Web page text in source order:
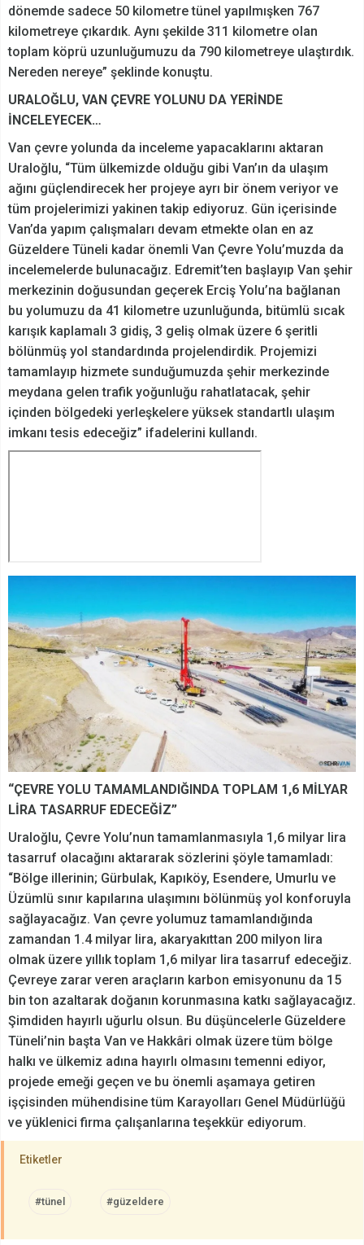
dönemde sadece 50 kilometre tünel yapılmışken 767
kilometreye çıkardık. Aynı şekilde 311 kilometre olan
toplam köprü uzunluğumuzu da 790 kilometreye ulaştırdık.
Nereden nereye” şeklinde konuştu.
URALOĞLU, VAN ÇEVRE YOLUNU DA YERİNDE
İNCELEYECEK…
Van çevre yolunda da inceleme yapacaklarını aktaran
Uraloğlu, “Tüm ülkemizde olduğu gibi Van’ın da ulaşım
ağını güçlendirecek her projeye ayrı bir önem veriyor ve
tüm projelerimizi yakinen takip ediyoruz. Gün içerisinde
Van’da yapım çalışmaları devam etmekte olan en az
Güzeldere Tüneli kadar önemli Van Çevre Yolu’muzda da
incelemelerde bulunacağız. Edremit’ten başlayıp Van şehir
merkezinin doğusundan geçerek Erciş Yolu’na bağlanan
bu yolumuzu da 41 kilometre uzunluğunda, bitümlü sıcak
karışık kaplamalı 3 gidiş, 3 geliş olmak üzere 6 şeritli
bölünmüş yol standardında projelendirdik. Projemizi
tamamlayıp hizmete sunduğumuzda şehir merkezinde
meydana gelen trafik yoğunluğu rahatlatacak, şehir
içinden bölgedeki yerleşkelere yüksek standartlı ulaşım
imkanı tesis edeceğiz” ifadelerini kullandı.
“ÇEVRE YOLU TAMAMLANDIĞINDA TOPLAM 1,6 MİLYAR
LİRA TASARRUF EDECEĞİZ”
Uraloğlu, Çevre Yolu’nun tamamlanmasıyla 1,6 milyar lira
tasarruf olacağını aktararak sözlerini şöyle tamamladı:
“Bölge illerinin; Gürbulak, Kapıköy, Esendere, Umurlu ve
Üzümlü sınır kapılarına ulaşımını bölünmüş yol konforuyla
sağlayacağız. Van çevre yolumuz tamamlandığında
zamandan 1.4 milyar lira, akaryakıttan 200 milyon lira
olmak üzere yıllık toplam 1,6 milyar lira tasarruf edeceğiz.
Çevreye zarar veren araçların karbon emisyonunu da 15
bin ton azaltarak doğanın korunmasına katkı sağlayacağız.
Şimdiden hayırlı uğurlu olsun. Bu düşüncelerle Güzeldere
Tüneli’nin başta Van ve Hakkâri olmak üzere tüm bölge
halkı ve ülkemiz adına hayırlı olmasını temenni ediyor,
projede emeği geçen ve bu önemli aşamaya getiren
işçisinden mühendisine tüm Karayolları Genel Müdürlüğü
ve yüklenici firma çalışanlarına teşekkür ediyorum.
Etiketler
#tünel #güzeldere